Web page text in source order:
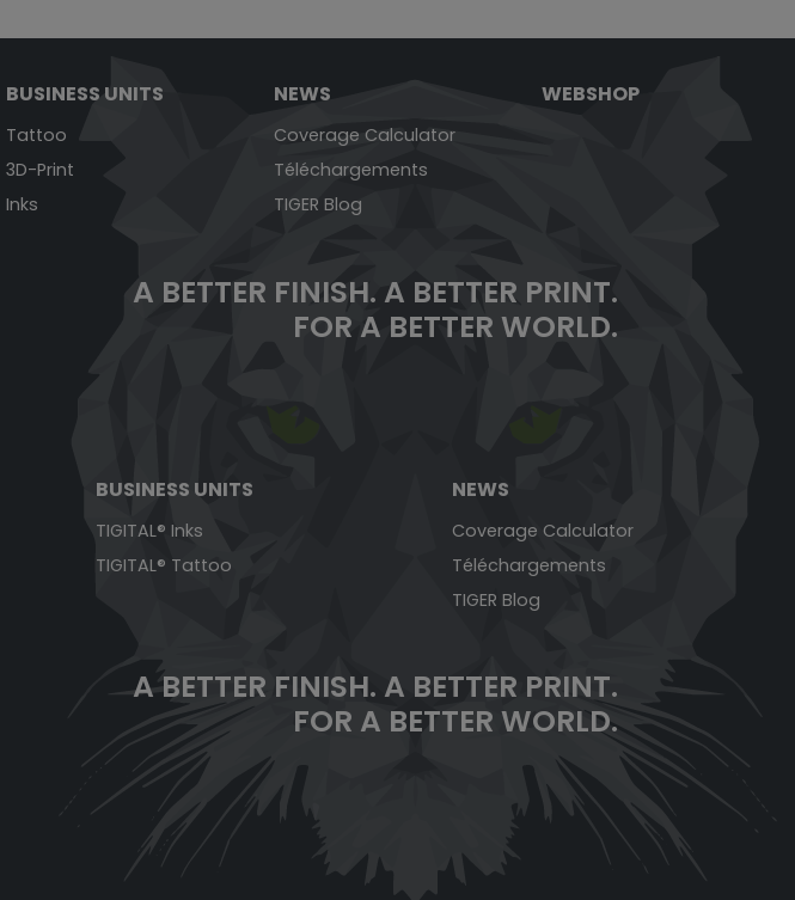
BUSINESS UNITS
Tattoo
3D-Print
Inks
NEWS
Coverage Calculator
Téléchargements
TIGER Blog
WEBSHOP
A BETTER FINISH. A BETTER PRINT.
FOR A BETTER WORLD.
BUSINESS UNITS
TIGITAL® Inks
TIGITAL® Tattoo
NEWS
Coverage Calculator
Téléchargements
TIGER Blog
A BETTER FINISH. A BETTER PRINT.
FOR A BETTER WORLD.